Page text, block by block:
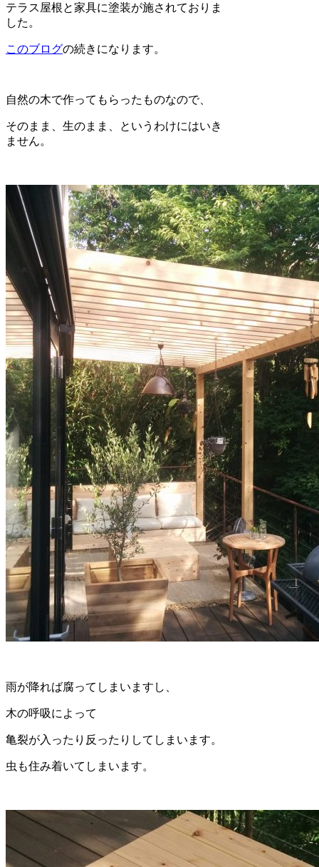
テラス屋根と家具に塗装が施されておりま
した。
このブログの続きになります。
自然の木で作ってもらったものなので、
そのまま、生のまま、というわけにはいき
ません。
雨が降れば腐ってしまいますし、
木の呼吸によって
亀裂が入ったり反ったりしてしまいます。
虫も住み着いてしまいます。